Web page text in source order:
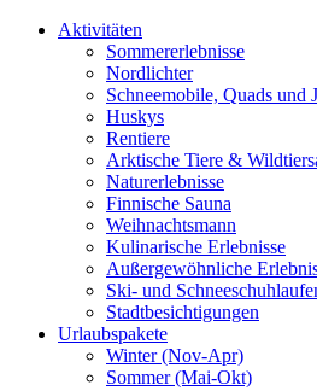
Aktivitäten
Sommererlebnisse
Nordlichter
Schneemobile, Quads und
Huskys
Rentiere
Arktische Tiere &
Naturerlebnisse
Finnische Sauna
Weihnachtsmann
Kulinarische Erlebnisse
Au­ßer­gewöhnliche
Ski- und
Stadtbesichtigungen
Urlaubspakete
Winter (Nov-Apr)
Sommer (Mai-Okt)